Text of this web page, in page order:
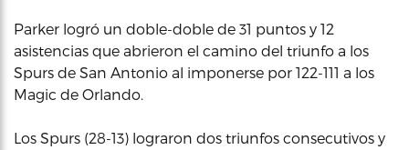
Parker logró un doble-doble de 31 puntos y 12
asistencias que abrieron el camino del triunfo a los
Spurs de San Antonio al imponerse por 122-111 a los
Magic de Orlando.
Los Spurs (28-13) lograron dos triunfos consecutivos y